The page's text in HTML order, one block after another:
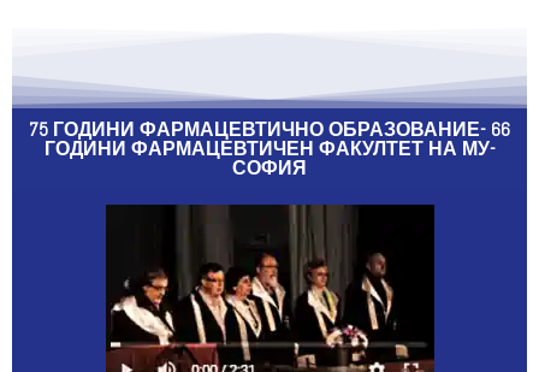
75 ГОДИНИ ФАРМАЦЕВТИЧНО ОБРАЗОВАНИЕ- 66
ГОДИНИ ФАРМАЦЕВТИЧЕН ФАКУЛТЕТ НА МУ-
СОФИЯ